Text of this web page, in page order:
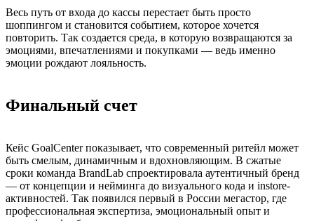
Весь путь от входа до кассы перестает быть просто
шоппингом и становится событием, которое хочется
повторить. Так создается среда, в которую возвращаются за
эмоциями, впечатлениями и покупками — ведь именно
эмоции рождают лояльность.
Финальный счет
Кейс GoalCenter показывает, что современный ритейл может
быть смелым, динамичным и вдохновляющим. В сжатые
сроки команда BrandLab спроектировала аутентичный бренд
— от концепции и нейминга до визуального кода и instore-
активностей. Так появился первый в России мегастор, где
профессиональная экспертиза, эмоциональный опыт и